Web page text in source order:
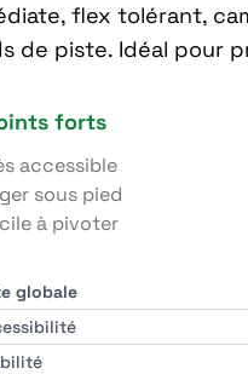
flex tolérant,
de piste. Idéal pour
forts
accessible
sous pied
à pivoter
globale